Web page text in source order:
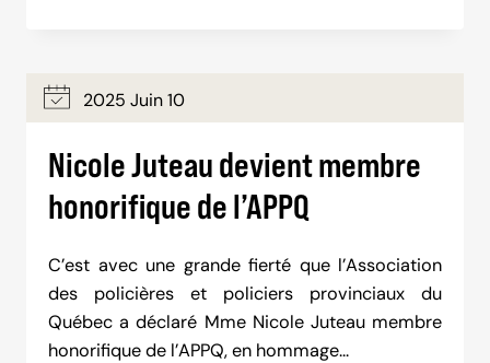
2025 Juin 10
Nicole Juteau devient membre
honorifique de l’APPQ
C’est avec une grande fierté que l’Association
des policières et policiers provinciaux du
Québec a déclaré Mme Nicole Juteau membre
honorifique de l’APPQ, en hommage…